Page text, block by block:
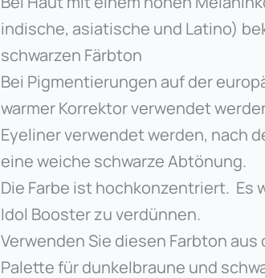
indische, asiatische und Latino)
schwarzen Färbton
Bei Pigmentierungen auf der
warmer Korrektor verwendet
Eyeliner verwendet werden, nach
eine weiche schwarze Abtönung.
Die Farbe ist hochkonzentriert. Es
Idol Booster zu verdünnen.
Verwenden Sie diesen Farbton aus
Palette für dunkelbraune und